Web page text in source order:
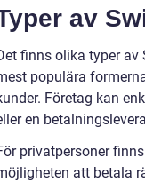
av
finns olika typer
populära
Företag kan
en
privatpersoner
att betala